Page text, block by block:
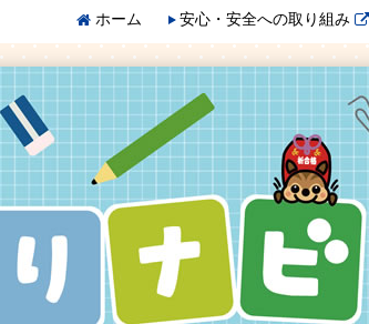
ホーム 安心・安全への取り組み